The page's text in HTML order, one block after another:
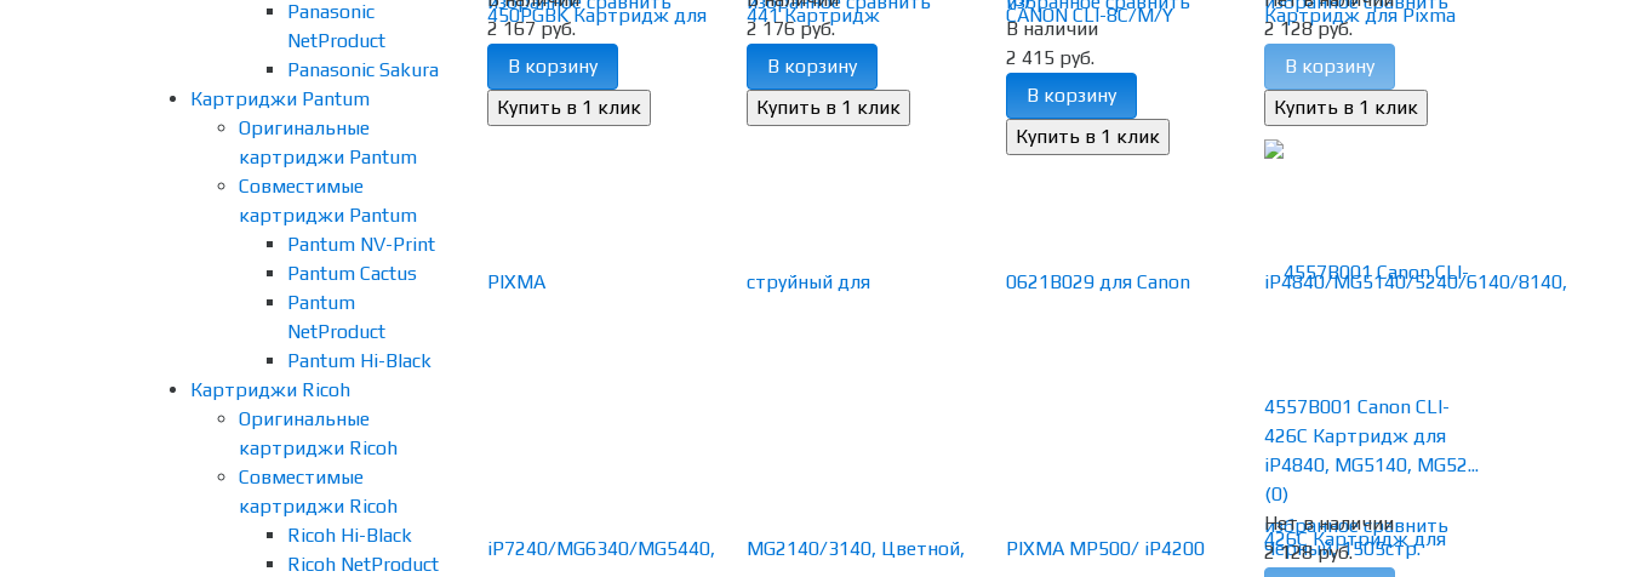
Panasonic
NetProduct
Panasonic Sakura
Картриджи Pantum
Оригинальные
картриджи Pantum
Совместимые
картриджи Pantum
Pantum NV-Print
Pantum Cactus
Pantum
NetProduct
Pantum Hi-Black
Картриджи Ricoh
Оригинальные
картриджи Ricoh
Совместимые
картриджи Ricoh
Ricoh Hi-Black
Ricoh NetProduct
2 167 руб.
В корзину
2 176 руб.
В корзину
В наличии
2 415 руб.
В корзину
2 128 руб.
В корзину
избранное сравнить
4557B001 Canon CLI-
426C Картридж для
iP4840, MG5140, MG52...
(0)
Нет в наличии
2 128 руб.